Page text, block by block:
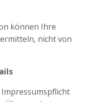
können Ihre
nicht von